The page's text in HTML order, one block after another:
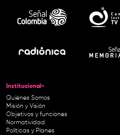
Institucional-
Quiénes Somos
Misión y Visión
Objetivos y funciones
Normatividad
Políticas y Planes